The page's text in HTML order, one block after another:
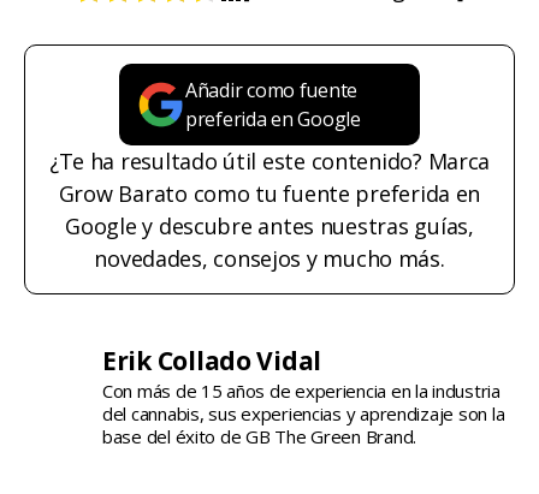
Añadir como fuente
preferida en Google
¿Te ha resultado útil este contenido? Marca
Grow Barato como tu fuente preferida en
Google y descubre antes nuestras guías,
novedades, consejos y mucho más.
Erik Collado Vidal
Con más de 15 años de experiencia en la industria
del cannabis, sus experiencias y aprendizaje son la
base del éxito de GB The Green Brand.